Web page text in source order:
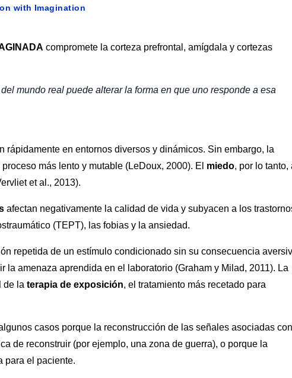
with Imagination
compromete la corteza prefrontal, amígdala y cortezas
mundo real puede alterar la forma en que uno responde a esa
rápidamente en entornos diversos y dinámicos. Sin embargo, la
más lento y mutable (LeDoux, 2000). El miedo, por lo tanto,
et al., 2013).
afectan negativamente la calidad de vida y subyacen a los
(TEPT), las fobias y la ansiedad.
repetida de un estímulo condicionado sin su consecuencia
la amenaza aprendida en el laboratorio (Graham y Milad, 2011). La
de la terapia de exposición, el tratamiento más recetado para
casos porque la reconstrucción de las señales asociadas
de reconstruir (por ejemplo, una zona de guerra), o porque la
para el paciente.